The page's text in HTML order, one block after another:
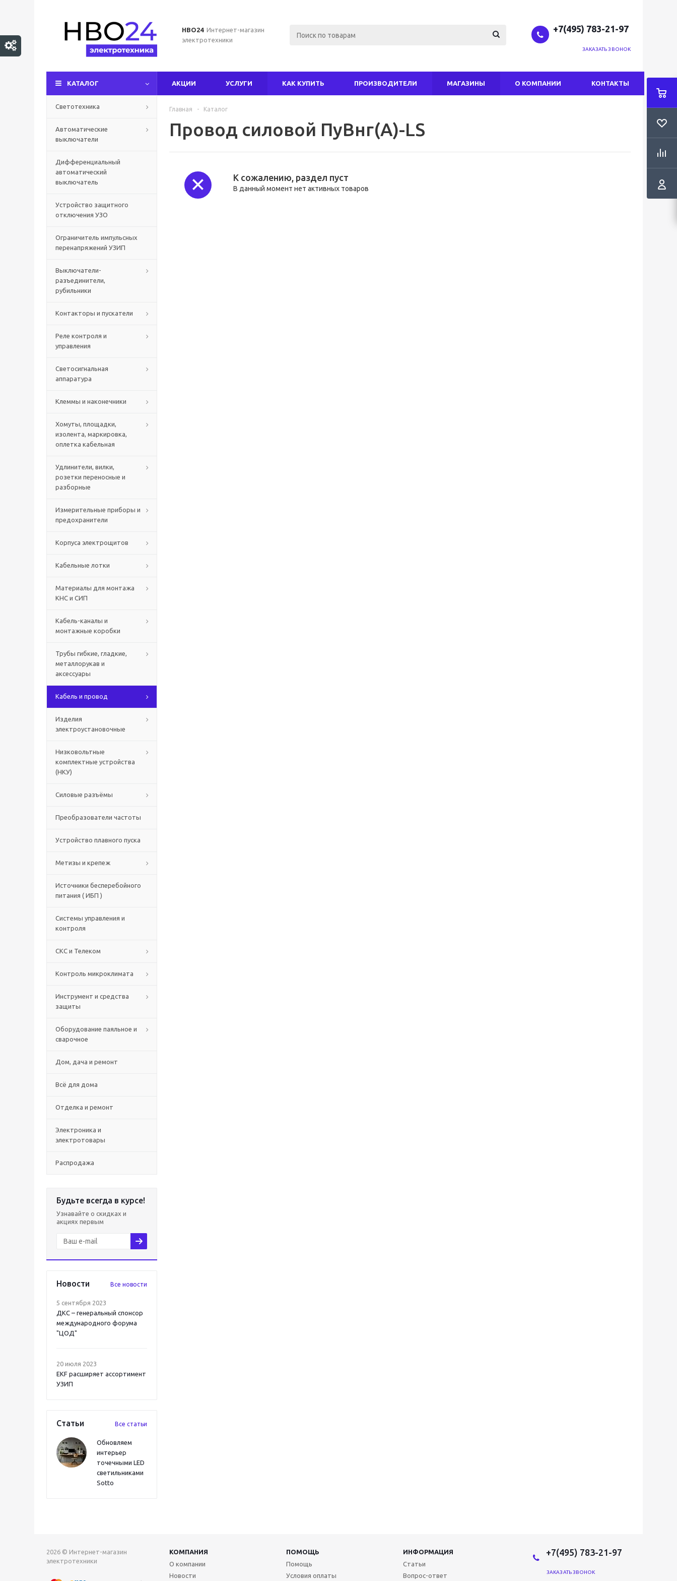
НВО24 Интернет-магазин
электротехники
+7(495) 783-21-97
ЗАКАЗАТЬ ЗВОНОК
КАТАЛОГ АКЦИИ УСЛУГИ КАК КУПИТЬ ПРОИЗВОДИТЕЛИ МАГАЗИНЫ О КОМПАНИИ КОНТАКТЫ
Светотехника
Автоматические
выключатели
Дифференциальный
автоматический
выключатель
Устройство защитного
отключения УЗО
Ограничитель импульсных
перенапряжений УЗИП
Выключатели-
разъединители,
рубильники
Контакторы и пускатели
Реле контроля и
управления
Светосигнальная
аппаратура
Клеммы и наконечники
Хомуты, площадки,
изолента, маркировка,
оплетка кабельная
Удлинители, вилки,
розетки переносные и
разборные
Измерительные приборы и
предохранители
Корпуса электрощитов
Кабельные лотки
Материалы для монтажа
КНС и СИП
Кабель-каналы и
монтажные коробки
Трубы гибкие, гладкие,
металлорукав и
аксессуары
Кабель и провод
Изделия
электроустановочные
Низковольтные
комплектные устройства
(НКУ)
Силовые разъёмы
Преобразователи частоты
Устройство плавного пуска
Метизы и крепеж
Источники бесперебойного
питания ( ИБП )
Системы управления и
контроля
СКС и Телеком
Контроль микроклимата
Инструмент и средства
защиты
Оборудование паяльное и
сварочное
Дом, дача и ремонт
Всё для дома
Отделка и ремонт
Электроника и
электротовары
Распродажа
Будьте всегда в курсе!
Узнавайте о скидках и
акциях первым
Новости Все новости
5 сентября 2023
ДКС – генеральный спонсор
международного форума
"ЦОД"
20 июля 2023
EKF расширяет ассортимент
УЗИП
Статьи Все статьи
Обновляем
интерьер
точечными LED
светильниками
Sotto
Главная - Каталог
Провод силовой ПуВнг(А)-LS
К сожалению, раздел пуст
В данный момент нет активных товаров
2026 © Интернет-магазин
электротехники
КОМПАНИЯ ПОМОЩЬ
ИНФОРМАЦИЯ
О компании
Новости
Помощь
Условия оплаты
Статьи
Вопрос-ответ
+7(495) 783-21-97
ЗАКАЗАТЬ ЗВОНОК